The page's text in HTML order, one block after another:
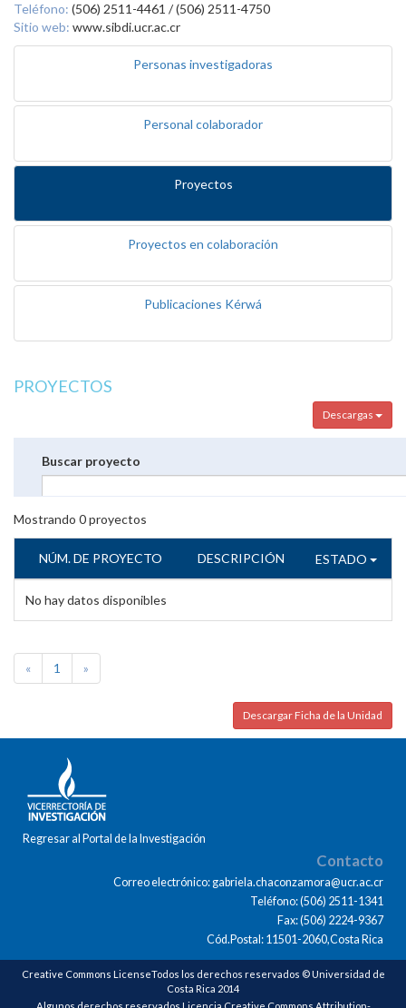
Teléfono: (506) 2511-4461 / (506) 2511-4750
Sitio web: www.sibdi.ucr.ac.cr
Personas investigadoras
Personal colaborador
Proyectos
Proyectos en colaboración
Publicaciones Kérwá
PROYECTOS
Descargas
Buscar proyecto
Mostrando 0proyectos
NÚM. DE PROYECTO DESCRIPCIÓN ESTADO
No hay datos disponibles
« 1 »
Descargar Ficha de la Unidad
Regresar al Portal de la Investigación
Contacto
Correo electrónico: gabriela.chaconzamora@ucr.ac.cr
Teléfono: (506) 2511-1341
Fax: (506) 2224-9367
Cód.Postal: 11501-2060,Costa Rica
Creative Commons LicenseTodos los derechos reservados © Universidad de
Costa Rica 2014